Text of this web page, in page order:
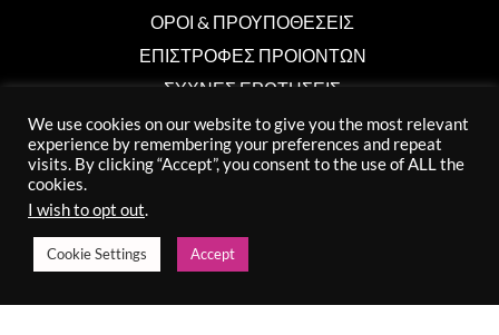
ΟΡΟΙ & ΠΡΟΥΠΟΘΕΣΕΙΣ
ΕΠΙΣΤΡΟΦΕΣ ΠΡΟΙΟΝΤΩΝ
ΣΥΧΝΕΣ ΕΡΩΤΗΣΕΙΣ
Επικοινωνία
96 000 750
We use cookies on our website to give you the most relevant
experience by remembering your preferences and repeat
visits. By clicking “Accept”, you consent to the use of ALL the
cookies.
I wish to opt out.
Cookie Settings Accept